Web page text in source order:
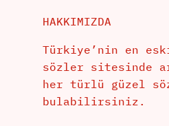
HAKKIMIZDA
Türkiye’nin en
sözler sitesinde
her türlü güzel
bulabilirsiniz.